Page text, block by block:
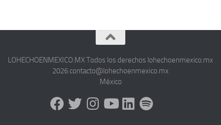
LOHECHOENMEXICO.MX Todos los derechos lohechoenmexico.mx
2026 contacto@lohechoenmexico.mx
México